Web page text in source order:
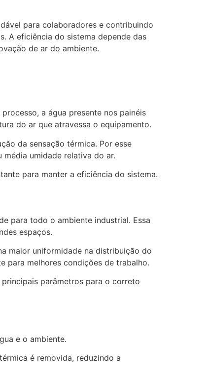
para colaboradores e contribuindo
A eficiência do sistema depende das
de ar do ambiente.
a água presente nos painéis
do ar que atravessa o equipamento.
da sensação térmica. Por esse
umidade relativa do ar.
para manter a eficiência do sistema.
para todo o ambiente industrial. Essa
espaços.
maior uniformidade na distribuição do
para melhores condições de trabalho.
parâmetros para o correto
e o ambiente.
é removida, reduzindo a